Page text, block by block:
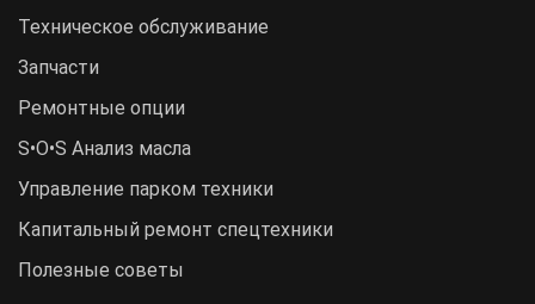
Техническое обслуживание
Запчасти
Ремонтные опции
S•O•S Анализ масла
Управление парком техники
Капитальный ремонт спецтехники
Полезные советы